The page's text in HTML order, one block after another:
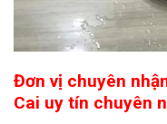
Đơn vị chuyên
Cai uy tín chuyên